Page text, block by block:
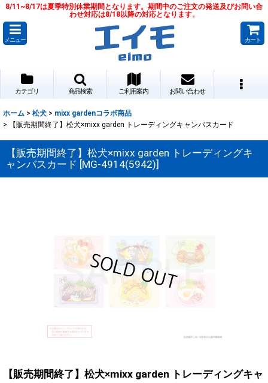
8/11~8/17は夏季特別休業期間となります。期間中のご注文の発送及びお問い合
わせ対応は8/18以降の対応となります。
メニュー カート
カテゴリ 商品検索 ご利用案内 お問い合わせ
ホーム > 松犬 > mixx gardenコラボ商品
>
【販売期間終了】松犬×mixx garden トレーディングキャンバスカード
【販売期間終了】松犬×mixx garden トレーディングキ
ャンバスカード [MG-4914(5942)]
【販売期間終了】松犬×mixx garden トレーディングキャ